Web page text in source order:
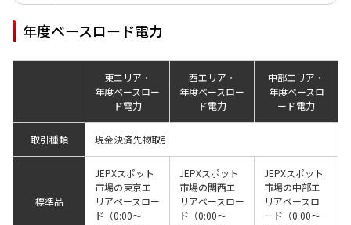
年度ベースロード電力
東エリア・
年度ベースロー
ド電力
西エリア・
年度ベースロー
ド電力
中部エリア・
年度ベースロ
ード電力
取引種類 現金決済先物取引
標準品
JEPXスポット
市場の東京エ
リアベースロー
ド（0:00～
JEPXスポット
市場の関西エ
リアベースロー
ド（0:00～
JEPXスポット
市場の中部エ
リアベースロ
ード（0:00～